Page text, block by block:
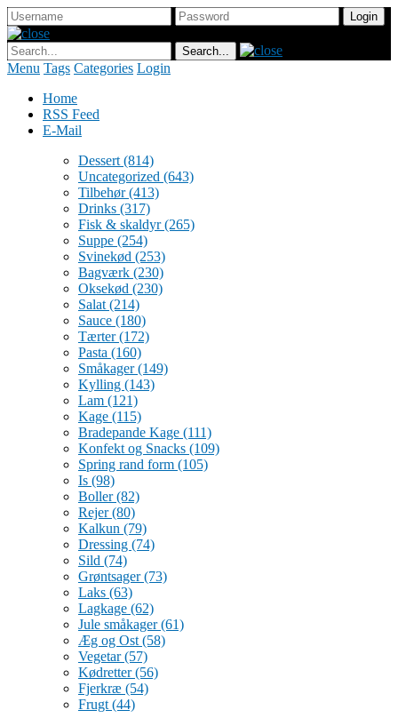
Menu Tags Categories Login
Home
RSS Feed
E-Mail
Dessert (814)
Uncategorized (643)
Tilbehør(413)
Drinks (317)
Fisk & skaldyr(265)
Suppe (254)
Svinekød (253)
Bagværk (230)
Oksekød (230)
Salat (214)
Sauce (180)
Tærter(172)
Pasta (160)
Småkager(149)
Kylling (143)
Lam (121)
Kage (115)
Bradepande Kage (111)
Konfekt og Snacks (109)
Spring rand form (105)
Is (98)
Boller(82)
Rejer(80)
Kalkun (79)
Dressing (74)
Sild (74)
Grøntsager(73)
Laks (63)
Lagkage (62)
Jule småkager(61)
Æg og Ost (58)
Vegetar(57)
Kødretter(56)
Fjerkræ (54)
Frugt (44)